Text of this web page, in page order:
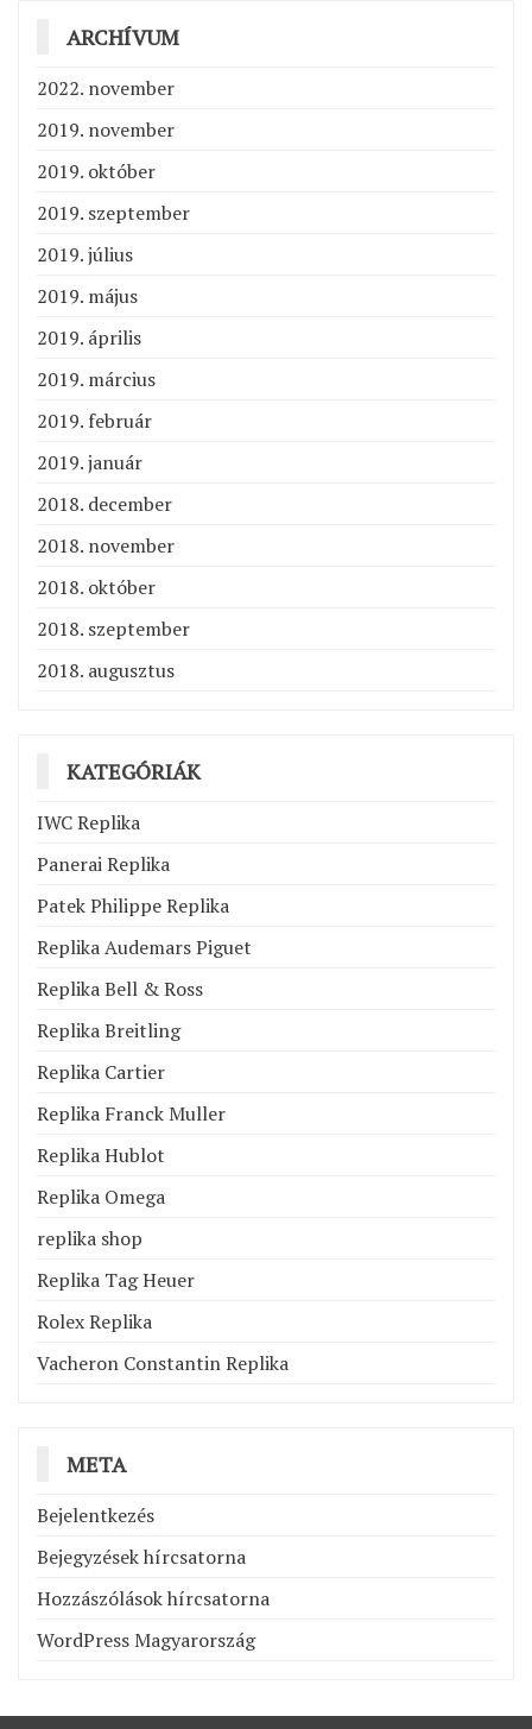
ARCHÍVUM
2022. november
2019. november
2019. október
2019. szeptember
2019. július
2019. május
2019. április
2019. március
2019. február
2019. január
2018. december
2018. november
2018. október
2018. szeptember
2018. augusztus
KATEGÓRIÁK
IWC Replika
Panerai Replika
Patek Philippe Replika
Replika Audemars Piguet
Replika Bell & Ross
Replika Breitling
Replika Cartier
Replika Franck Muller
Replika Hublot
Replika Omega
replika shop
Replika Tag Heuer
Rolex Replika
Vacheron Constantin Replika
META
Bejelentkezés
Bejegyzések hírcsatorna
Hozzászólások hírcsatorna
WordPress Magyarország